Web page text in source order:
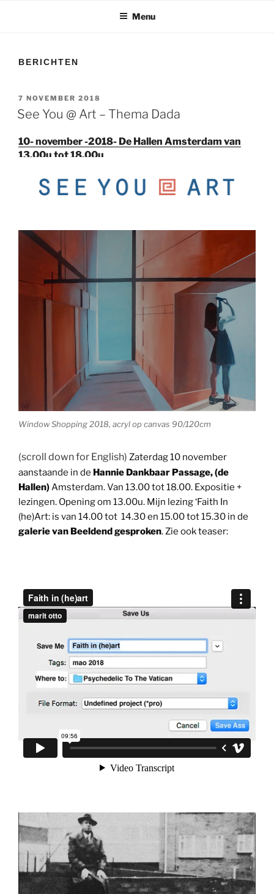
Menu
BERICHTEN
GEPLAATST
OP
7 NOVEMBER 2018
See You @ Art – Thema Dada
10- november -2018- De Hallen Amsterdam van
13.00u tot 18.00u
Window Shopping 2018, acryl op canvas 90/120cm
(scroll down for English) Zaterdag 10 november
aanstaande in de Hannie Dankbaar Passage, (de
Hallen) Amsterdam. Van 13.00 tot 18.00. Expositie +
lezingen. Opening om 13.00u. Mijn lezing ‘Faith In
(he)Art: is van 14.00 tot 14.30 en 15.00 tot 15.30 in de
galerie van Beeldend gesproken. Zie ook teaser: